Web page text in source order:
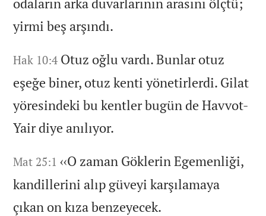
yirmi beş arşındı.
Hak 10:4 Otuz oğlu vardı.Bunlar otuz
eşeğe biner, otuz kenti yönetirlerdi. Gilat
yöresindeki bu kentler bugün de Havvot-
Yair diye anılıyor.
Mat 25:1 ‹‹O zaman Göklerin Egemenliği,
kandillerini alıp güveyi karşılamaya
çıkan on kıza benzeyecek.